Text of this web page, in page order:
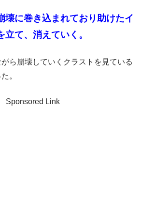
壊に巻き込まれており助けたイ
立て、消えていく。
ら崩壊していくクラストを見ている
。
Sponsored Link